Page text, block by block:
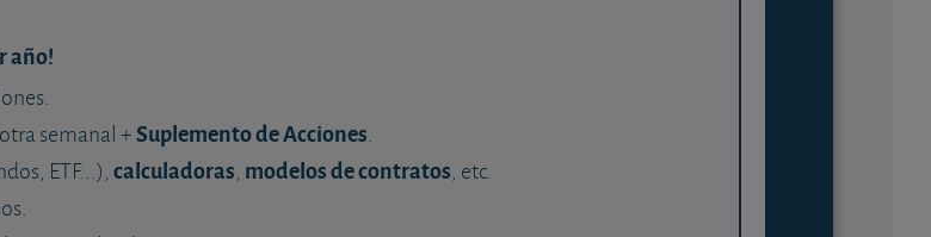
año!
semanal +Suplemento de Acciones.
ETF...), calculadoras, modelos de contratos, etc.